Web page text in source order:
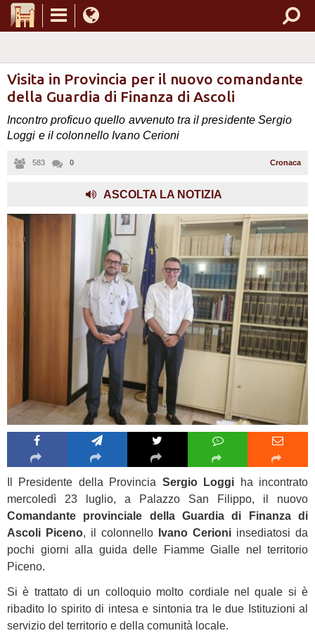
Visita in Provincia per il nuovo comandante
della Guardia di Finanza di Ascoli
Incontro proficuo quello avvenuto tra il presidente Sergio
Loggi e il colonnello Ivano Cerioni
583 0 Cronaca
ASCOLTA LA NOTIZIA
Il Presidente della Provincia Sergio Loggi ha incontrato
mercoledì 23 luglio, a Palazzo San Filippo, il nuovo
Comandante provinciale della Guardia di Finanza di
Ascoli Piceno, il colonnello Ivano Cerioni insediatosi da
pochi giorni alla guida delle Fiamme Gialle nel territorio
Piceno.
Si è trattato di un colloquio molto cordiale nel quale si è
ribadito lo spirito di intesa e sintonia tra le due Istituzioni al
servizio del territorio e della comunità locale.